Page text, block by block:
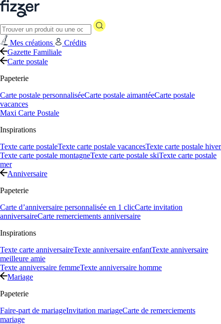
Mes créations
Crédits
Gazette Familiale
Carte postale
Papeterie
Carte postale personnaliséeCarte postale aimantéeCarte postale
vacances
Maxi Carte Postale
Inspirations
Texte carte postaleTexte carte postale vacancesTexte carte postale hiver
Texte carte postale montagneTexte carte postale skiTexte carte postale
mer
Anniversaire
Papeterie
Carte d’anniversaire personnalisée en 1 clicCarte invitation
anniversaireCarte remerciements anniversaire
Inspirations
Texte carte anniversaireTexte anniversaire enfantTexte anniversaire
meilleure amie
Texte anniversaire femmeTexte anniversaire homme
Mariage
Papeterie
Faire-part de mariageInvitation mariageCarte de remerciements
mariage